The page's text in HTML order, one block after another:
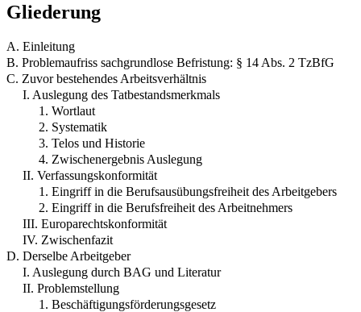
Gliederung
A. Einleitung
B. Problemaufriss sachgrundlose Befristung: § 14 Abs. 2 TzBfG
C. Zuvor bestehendes Arbeitsverhältnis
I. Auslegung des Tatbestandsmerkmals
1. Wortlaut
2. Systematik
3. Telos und Historie
4. Zwischenergebnis Auslegung
II. Verfassungskonformität
1. Eingriff in die Berufsausübungsfreiheit des Arbeitgebers
2. Eingriff in die Berufsfreiheit des Arbeitnehmers
III. Europarechtskonformität
IV. Zwischenfazit
D. Derselbe Arbeitgeber
I. Auslegung durch BAG und Literatur
II. Problemstellung
1. Beschäftigungsförderungsgesetz